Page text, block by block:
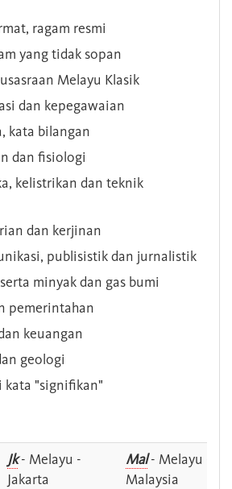
ragam resmi
yang tidak sopan
Melayu Klasik
dan kepegawaian
kata bilangan
dan fisiologi
kelistrikan dan teknik
dan kerjinan
publisistik dan jurnalistik
minyak dan gas bumi
pemerintahan
keuangan
geologi
kata "signifikan"
Jk- Melayu -
Jakarta
Mal- Melayu -
Malaysia